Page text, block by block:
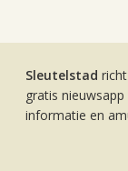
Sleutelstad
gratis
informatie en